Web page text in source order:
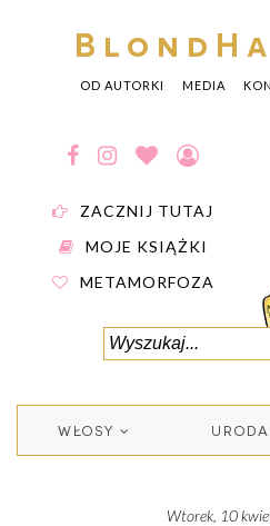
OD AUTORKI MEDIA
ZACZNIJ TUTAJ
MOJE KSIĄŻKI
METAMORFOZA
WŁOSY URODA
wtorek, 10